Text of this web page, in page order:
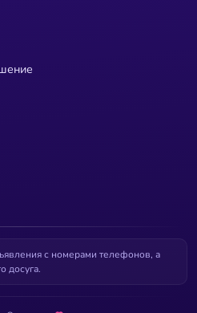
с номерами телефонов, а
досуга.